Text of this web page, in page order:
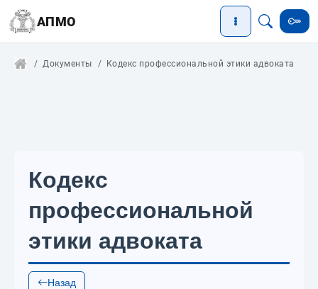
АПМО
Документы Кодекс профессиональной этики адвоката
Кодекс
профессиональной
этики адвоката
Назад